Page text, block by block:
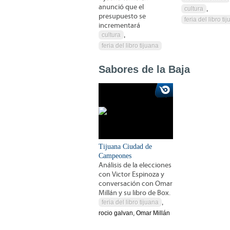
anunció que el
presupuesto se
incrementará
cultura ,
feria del libro tijuana
cultura ,
feria del libro
Sabores de la Baja
Tijuana Ciudad de
Campeones
Análisis de la elecciones
con Victor Espinoza y
conversación con Omar
Millán y su libro de Box.
feria del libro tijuana ,
rocio galvan, Omar Millán